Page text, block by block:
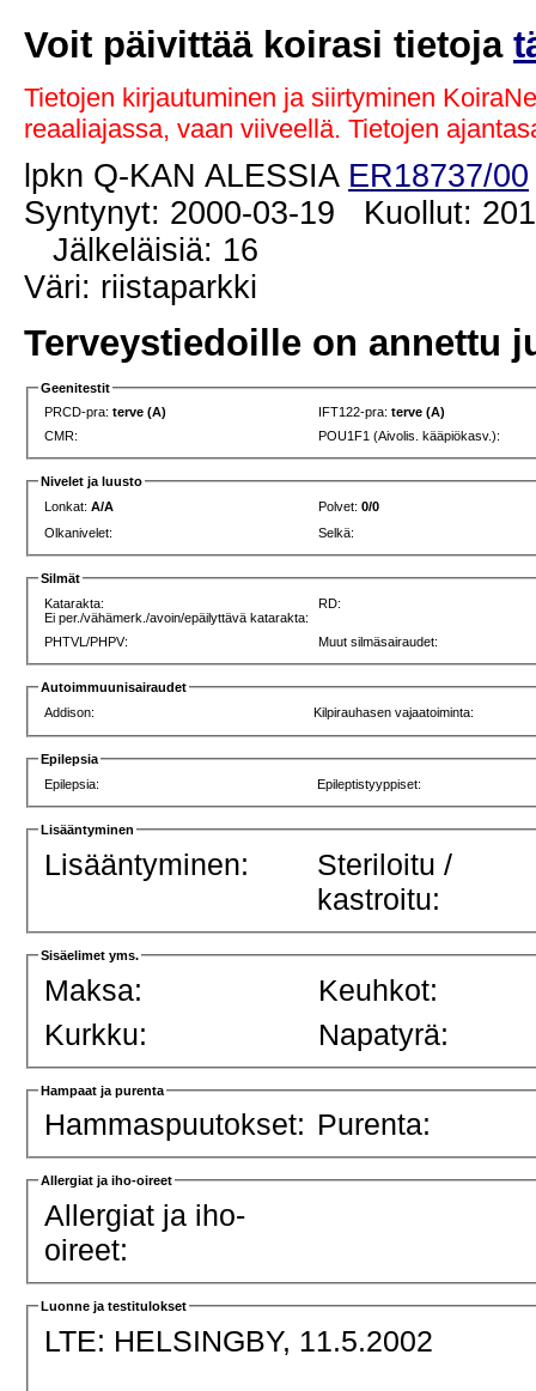
Voit päivittää koirasi tietoja
Tietojen kirjautuminen ja siirtyminen
reaaliajassa, vaan viiveellä. Tietojen
lpkn Q-KAN ALESSIA ER18737/00
Syntynyt: 2000-03-19 Kuollut:
Jälkeläisiä: 16
Väri: riistaparkki
Terveystiedoille on annettu
Geenitestit
PRCD-pra:terve (A) IFT122-pra:terve (A)
CMR:
POU1F1 (Aivolis. kääpiökasv.):
Nivelet ja luusto
Lonkat:A/A Polvet:0/0
Olkanivelet:
Selkä:
Silmät
Katarakta:
Ei per./vähämerk./avoin/epäilyttävä katarakta:
RD:
PHTVL/PHPV: Muut silmäsairaudet:
Autoimmuunisairaudet
Addison:
Kilpirauhasen vajaatoiminta:
Epilepsia
Epilepsia:
Epileptistyyppiset:
Lisääntyminen
Lisääntyminen:
Steriloitu /
kastroitu:
Sisäelimet yms.
Maksa:
Keuhkot:
Kurkku:
Napatyrä:
Hampaat ja purenta
Hammaspuutokset: Purenta:
Allergiat ja iho-oireet
Allergiat ja iho-
oireet:
Luonne ja testitulokset
LTE: HELSINGBY, 11.5.2002